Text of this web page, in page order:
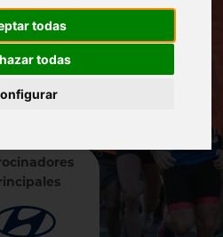
todas
todas
Resultados 6K